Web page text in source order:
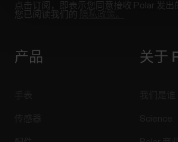
点击订阅，即表示您同意接收 Polar 发出
您已阅读我们的
产品 关于